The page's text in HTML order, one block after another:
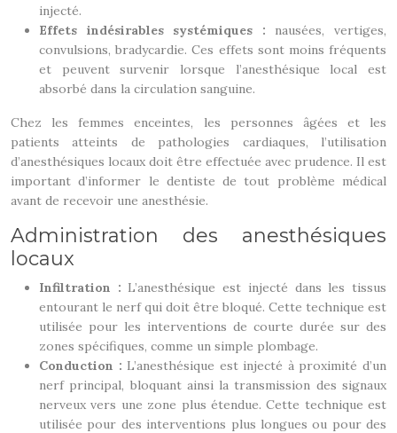
injecté.
Effets indésirables systémiques : nausées, vertiges,
convulsions, bradycardie. Ces effets sont moins fréquents
et peuvent survenir lorsque l’anesthésique local est
absorbé dans la circulation sanguine.
Chez les femmes enceintes, les personnes âgées et les
patients atteints de pathologies cardiaques, l’utilisation
d’anesthésiques locaux doit être effectuée avec prudence. Il est
important d’informer le dentiste de tout problème médical
avant de recevoir une anesthésie.
Administration des anesthésiques
locaux
Infiltration : L’anesthésique est injecté dans les tissus
entourant le nerf qui doit être bloqué. Cette technique est
utilisée pour les interventions de courte durée sur des
zones spécifiques, comme un simple plombage.
Conduction : L’anesthésique est injecté à proximité d’un
nerf principal, bloquant ainsi la transmission des signaux
nerveux vers une zone plus étendue. Cette technique est
utilisée pour des interventions plus longues ou pour des